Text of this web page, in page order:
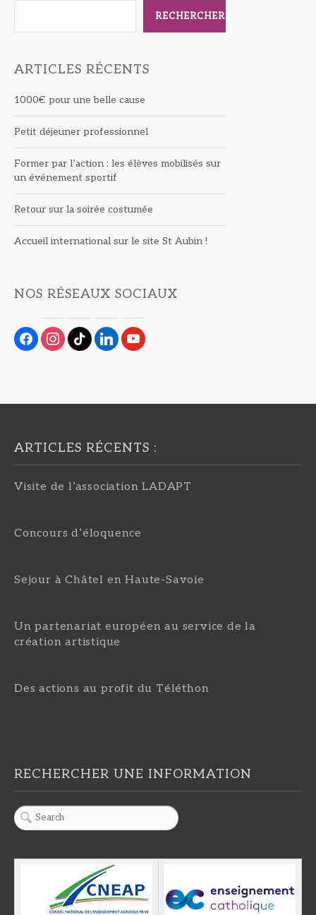
RECHERCHER
ARTICLES RÉCENTS
1000€ pour une belle cause
Petit déjeuner professionnel
Former par l’action : les élèves mobilisés sur
un événement sportif
Retour sur la soirée costumée
Accueil international sur le site St Aubin !
NOS RÉSEAUX SOCIAUX
facebookinstagram
tiktoklinkedinyoutube
ARTICLES RÉCENTS :
Visite de l’association LADAPT
Concours d’éloquence
Sejour à Châtel en Haute-Savoie
Un partenariat européen au service de la
création artistique
Des actions au profit du Téléthon
RECHERCHER UNE INFORMATION